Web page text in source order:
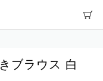
ブラウス 白